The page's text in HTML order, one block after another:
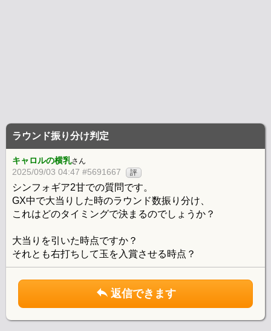
ラウンド振り分け判定
キャロルの横乳さん
2025/09/03 04:47 #5691667 評
シンフォギア2甘での質問です。
GX中で大当りした時のラウンド数振り分け、
これはどのタイミングで決まるのでしょうか？
大当りを引いた時点ですか？
それとも右打ちして玉を入賞させる時点？
返信できます